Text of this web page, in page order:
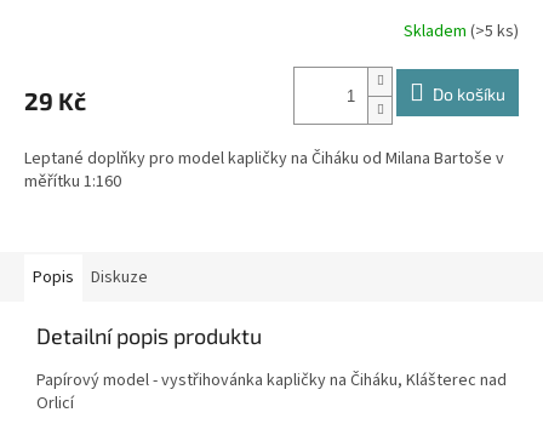
Skladem (>5 ks)
29 Kč Do košíku
Leptané doplňky pro model kapličky na Čiháku od Milana Bartoše v
měřítku 1:160
Popis Diskuze
Detailní popis produktu
Papírový model - vystřihovánka kapličky na Čiháku, Klášterec nad
Orlicí